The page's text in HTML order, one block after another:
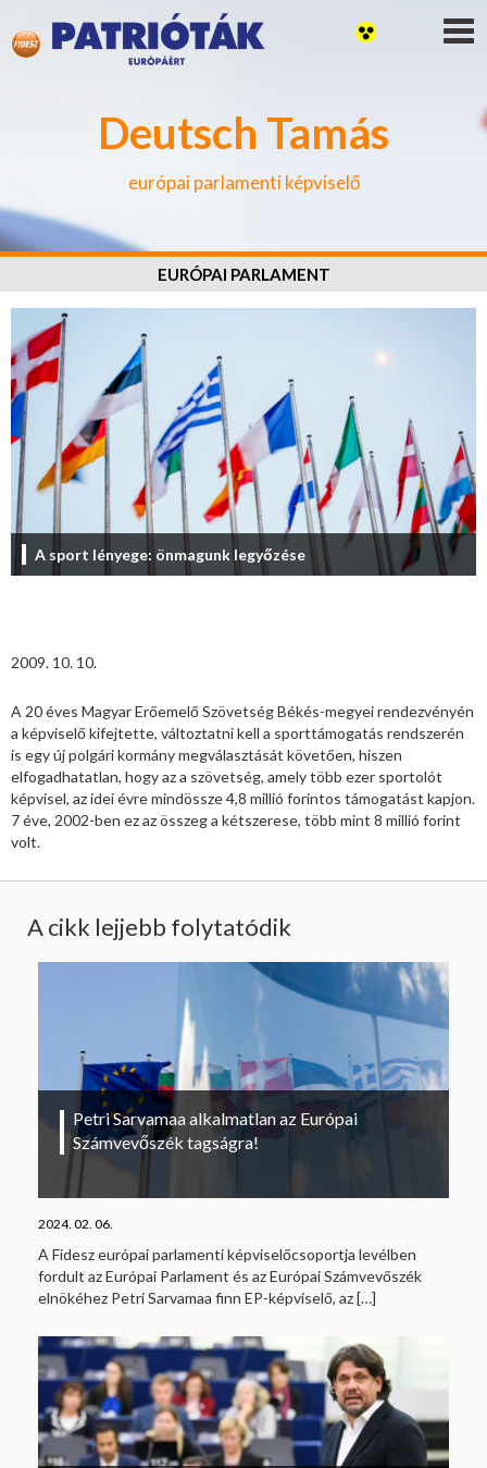
Deutsch Tamás
európai parlamenti képviselő
EURÓPAI PARLAMENT
A sport lényege: önmagunk legyőzése
2009. 10. 10.
A 20 éves Magyar Erőemelő Szövetség Békés-megyei rendezvényén
a képviselő kifejtette, változtatni kell a sporttámogatás rendszerén
is egy új polgári kormány megválasztását követően, hiszen
elfogadhatatlan, hogy az a szövetség, amely több ezer sportolót
képvisel, az idei évre mindössze 4,8 millió forintos támogatást kapjon.
7 éve, 2002-ben ez az összeg a kétszerese, több mint 8 millió forint
volt.
A cikk lejjebb folytatódik
Petri Sarvamaa alkalmatlan az Európai
Számvevőszék tagságra!
2024. 02. 06.
A Fidesz európai parlamenti képviselőcsoportja levélben
fordult az Európai Parlament és az Európai Számvevőszék
elnökéhez Petri Sarvamaa finn EP-képviselő, az[…]